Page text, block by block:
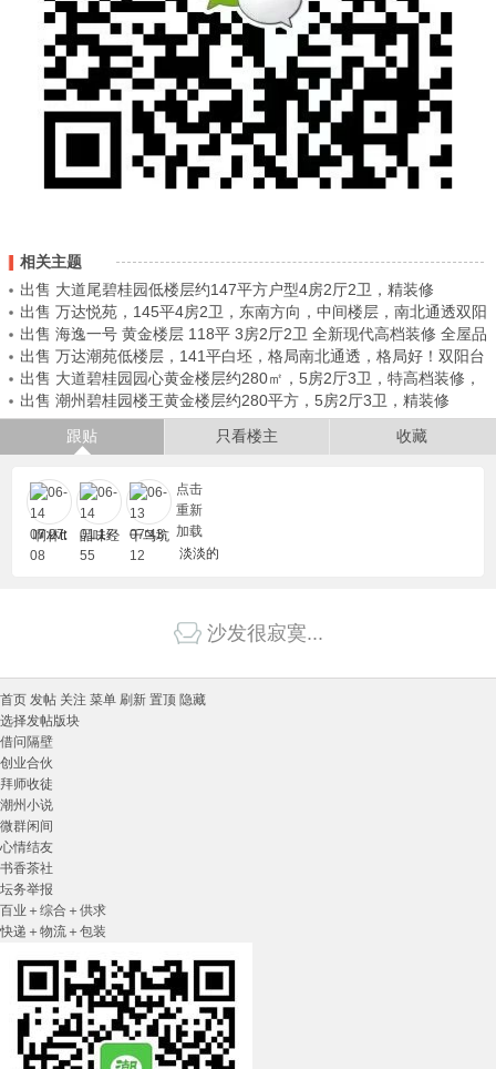
相关主题
出售 大道尾碧桂园低楼层约147平方户型4房2厅2卫，精装修
出售 万达悦苑，145平4房2卫，东南方向，中间楼层，南北通透双阳
台，可出证过户
出售 海逸一号 黄金楼层 118平 3房2厅2卫 全新现代高档装修 全屋品
牌定制
出售 万达潮苑低楼层，141平白坯，格局南北通透，格局好！双阳台
可做4房
出售 大道碧桂园园心黄金楼层约280㎡，5房2厅3卫，特高档装修，
基本没住
出售 潮州碧桂园楼王黄金楼层约280平方，5房2厅3卫，精装修
跟贴
只看楼主 收藏
啊林tt
品味经
典
千鸟坑
点击
重新
加载
淡淡的
沙发很寂寞...
首页 发帖 关注 菜单 刷新 置顶 隐藏
选择发帖版块
借问隔壁
创业合伙
拜师收徒
潮州小说
微群闲间
心情结友
书香茶社
坛务举报
百业＋综合＋供求
快递＋物流＋包装